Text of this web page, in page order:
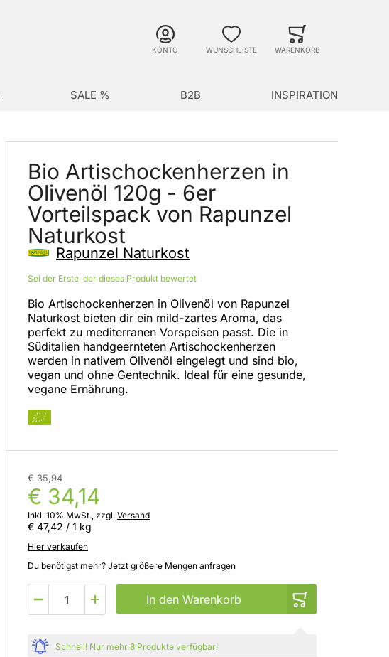
KONTO WUNSCHLISTE WARENKORB
SALE % B2B INSPIRATION
Bio Artischockenherzen in
Olivenöl 120g - 6er
Vorteilspack von Rapunzel
Naturkost
Rapunzel Naturkost
Sei der Erste, der dieses Produkt bewertet
Bio Artischockenherzen in Olivenöl von Rapunzel
Naturkost bieten dir ein mild-zartes Aroma, das
perfekt zu mediterranen Vorspeisen passt. Die in
Süditalien handgeernteten Artischockenherzen
werden in nativem Olivenöl eingelegt und sind bio,
vegan und ohne Gentechnik. Ideal für eine gesunde,
vegane Ernährung.
€ 34,14
€ 35,94
Inkl. 10% MwSt., zzgl. Versand
€ 47,42 / 1 kg
Hier verkaufen
Du benötigst mehr? Jetzt größere Mengen anfragen
In den Warenkorb
Schnell! Nur mehr 8 Produkte verfügbar!